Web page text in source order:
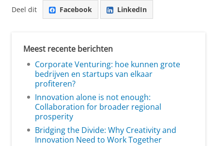
Deel dit Facebook LinkedIn
Meest recente berichten
Corporate Venturing: hoe kunnen grote
bedrijven en startups van elkaar
profiteren?
Innovation alone is not enough:
Collaboration for broader regional
prosperity
Bridging the Divide: Why Creativity and
Innovation Need to Work Together